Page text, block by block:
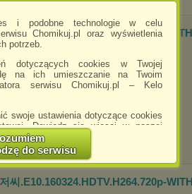
i podobne technologie w celu
Chomikuj.pl oraz wyświetlenia
potrzeb.
dotyczących cookies w Twojej
na ich umieszczanie na Twoim
serwisu Chomikuj.pl – Kelo
swoje ustawienia dotyczące cookies
Dowiedz się więcej w naszej
PolitykaPrywatnosci.aspx
zmiana ustawień przeglądarki może
ze strony Chomikuj.pl.
na akceptację cookies niestety
do serwisu
씨.E11.160330.HDTV.H264.720p-WITH
씨.E10.160324.HDTV.H264.720p-WITH